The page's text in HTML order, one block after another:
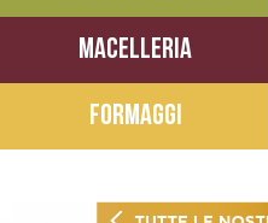
MACELLERIA
FORMAGGI